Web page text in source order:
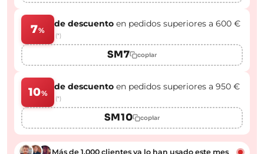
7%
de descuento en pedidos superiores a 600 €
(*)
SM7 copiar
10%
de descuento en pedidos superiores a 950 €
(*)
SM10 copiar
Más de 1.000 clientes ya lo han usado este mes